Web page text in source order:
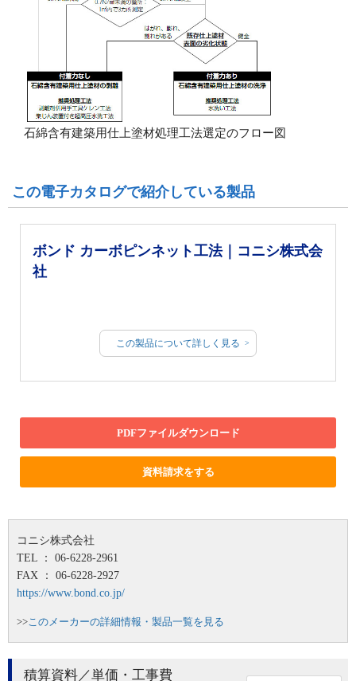
石綿含有建築用仕上塗材処理工法選定のフロー図
この電子カタログで紹介している製品
ボンド カーボピンネット工法｜コニシ株式会
社
この製品について詳しく見る
PDFファイルダウンロード
資料請求をする
コニシ株式会社
TEL ： 06-6228-2961
FAX ： 06-6228-2927
https://www.bond.co.jp/
>>このメーカーの詳細情報・製品一覧を見る
積算資料／単価・工事費